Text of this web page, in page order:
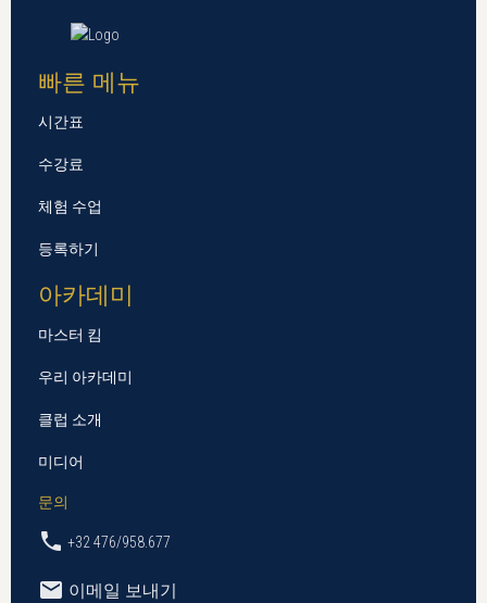
빠른 메뉴
시간표
수강료
체험 수업
등록하기
아카데미
마스터 킴
우리 아카데미
클럽 소개
미디어
문의
+32 476/958.677
이메일 보내기